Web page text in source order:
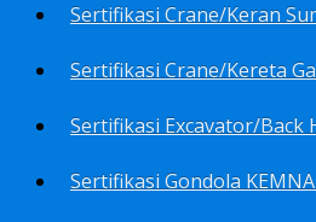
Sertifikasi Crane/Kereta
Sertifikasi Excavator/Back
Sertifikasi Gondola